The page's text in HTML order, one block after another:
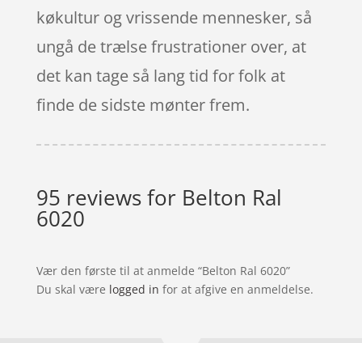
køkultur og vrissende mennesker, så
ungå de trælse frustrationer over, at
det kan tage så lang tid for folk at
finde de sidste mønter frem.
95 reviews for Belton Ral
6020
Vær den første til at anmelde “Belton Ral 6020”
Du skal være logged in for at afgive en anmeldelse.